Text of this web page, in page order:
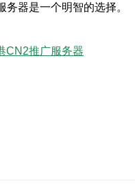
器是一个明智的选择。
CN2推广服务器